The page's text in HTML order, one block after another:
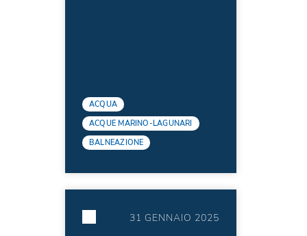
ACQUA
ACQUE MARINO-LAGUNARI
BALNEAZIONE
31 GENNAIO 2025